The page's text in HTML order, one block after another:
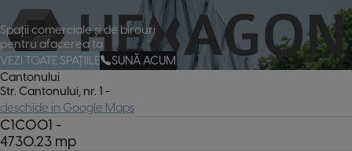
Spații comerciale și de birouri
pentru afacerea ta
VEZI TOATE SPAȚIILE
SUNĂ ACUM
Cantonului
Str. Cantonului, nr. 1 -
deschide in Google Maps
C1C001 -
4730.23 mp